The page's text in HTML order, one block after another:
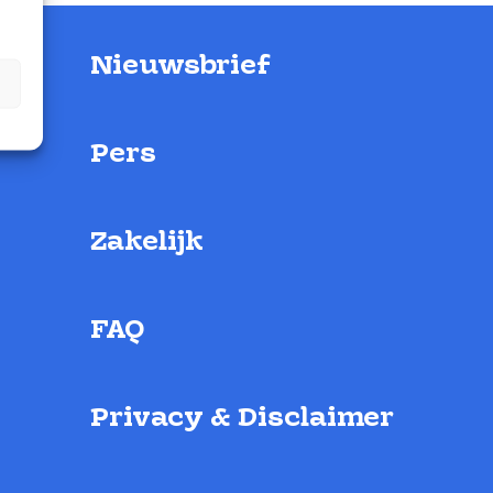
Nieuwsbrief
Pers
Zakelijk
FAQ
Privacy & Disclaimer